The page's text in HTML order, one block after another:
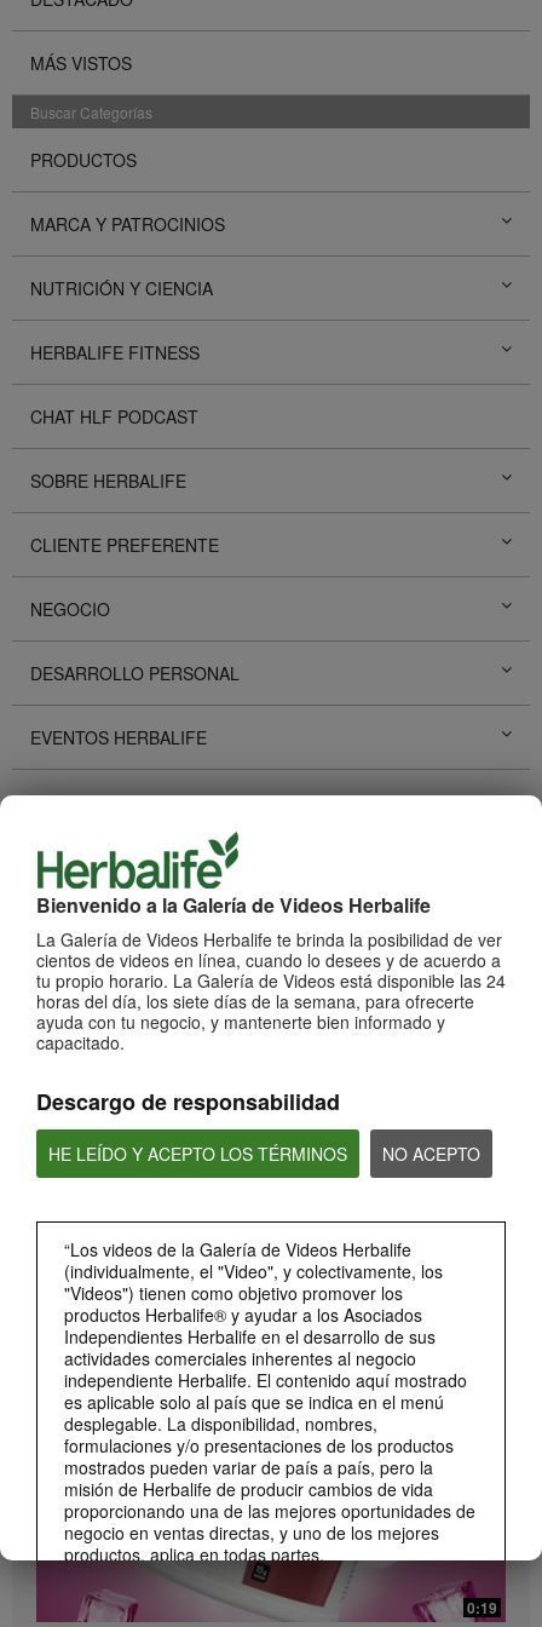
Bienvenido a la Galería de Videos Herbalife
La Galería de Videos Herbalife te brinda la posibilidad de ver
cientos de videos en línea, cuando lo desees y de acuerdo a
tu propio horario. La Galería de Videos está disponible las 24
horas del día, los siete días de la semana, para ofrecerte
ayuda con tu negocio, y mantenerte bien informado y
capacitado.
Descargo de responsabilidad
HE LEÍDO Y ACEPTO LOS TÉRMINOS NO ACEPTO
“Los videos de la Galería de Videos Herbalife
(individualmente, el "Video", y colectivamente, los
"Videos") tienen como objetivo promover los
productos Herbalife® y ayudar a los Asociados
Independientes Herbalife en el desarrollo de sus
actividades comerciales inherentes al negocio
independiente Herbalife. El contenido aquí mostrado
es aplicable solo al país que se indica en el menú
desplegable. La disponibilidad, nombres,
formulaciones y/o presentaciones de los productos
mostrados pueden variar de país a país, pero la
misión de Herbalife de producir cambios de vida
proporcionando una de las mejores oportunidades de
negocio en ventas directas, y uno de los mejores
productos, aplica en todas partes.
Los Videos podrían incluir las experiencias del
volumen de ventas acumulado, o reseñas de
MÁS VISTOS
Buscar Categorías
PRODUCTOS
MARCA Y PATROCINIOS
NUTRICIÓN Y CIENCIA
HERBALIFE FITNESS
CHAT HLF PODCAST
SOBRE HERBALIFE
CLIENTE PREFERENTE
NEGOCIO
DESARROLLO PERSONAL
EVENTOS HERBALIFE
PROMOCIONES HERBALIFE
HISTORIAS DE ÉXITO
REDES SOCIALES
PRODUCTOS Ver Todos
Lanzamiento Beverage Mix Distribuidores
Conoce el Beverage Mix y sus beneficios (DS)
0:19